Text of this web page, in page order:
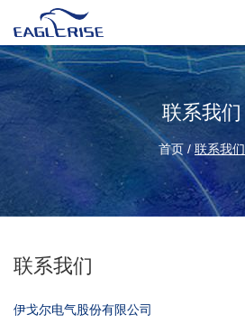
首页
产品中心
新闻中心
下载中心
联系我们
首页 / 联系我们
联系我们
伊戈尔电气股份有限公司